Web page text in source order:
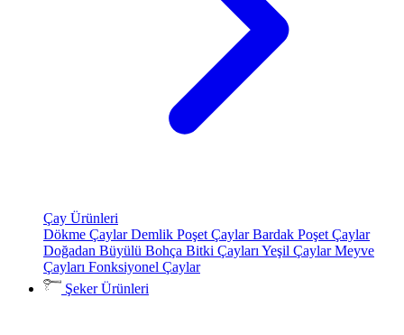
Çay Ürünleri
Dökme ÇaylarDemlik Poşet ÇaylarBardak Poşet Çaylar
Doğadan Büyülü Bohça Bitki Çayları Yeşil ÇaylarMeyve
Çayları Fonksiyonel Çaylar
Şeker Ürünleri